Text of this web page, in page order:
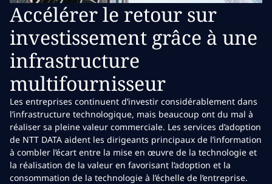
Accélérer le retour sur
investissement grâce à une
infrastructure
multifournisseur
Les entreprises continuent d’investir considérablement dans
l’infrastructure technologique, mais beaucoup ont du mal à
réaliser sa pleine valeur commerciale. Les services d’adoption
de NTT DATA aident les dirigeants principaux de l’information
à combler l’écart entre la mise en œuvre de la technologie et
la réalisation de la valeur en favorisant l’adoption et la
consommation de la technologie à l’échelle de l’entreprise.